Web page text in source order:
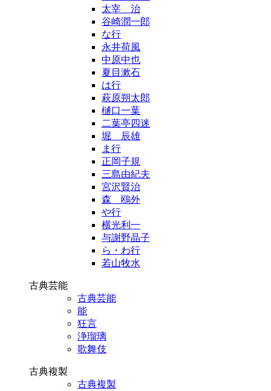
太宰 治
谷崎潤一郎
な行
永井荷風
中原中也
夏目漱石
は行
萩原朔太郎
樋口一葉
二葉亭四迷
堀 辰雄
ま行
正岡子規
三島由紀夫
宮沢賢治
森 鴎外
や行
横光利一
与謝野晶子
ら・わ行
若山牧水
古典芸能
古典芸能
能
狂言
浄瑠璃
歌舞伎
古典複製
古典複製